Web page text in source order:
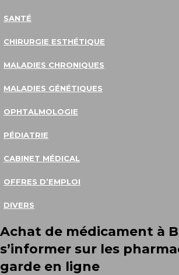
SANTÉ
CHIRURGIE ESTHÉTIQUE
MALADIES CHRONIQUES
MALADIES GÉNÉTIQUES
OPHTALMOLOGIE
PÉDIATRIE
CABINET MÉDICAL
OFFRES D’EMPLOI
DIVERS
Achat de médicament à
s’informer sur les
garde en ligne